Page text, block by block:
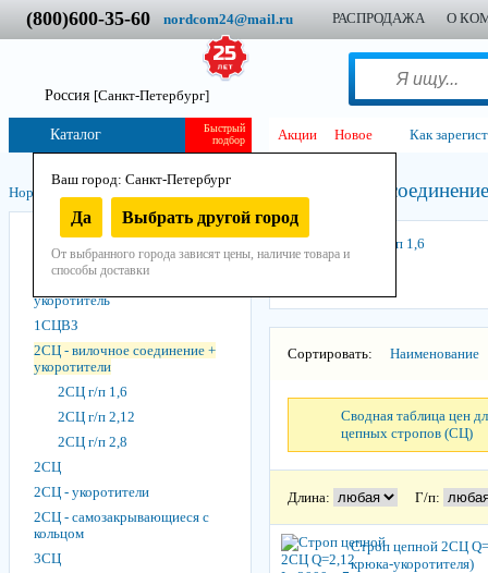
(800)600-35-60 nordcom24@mail.ru РАСПРОДАЖА О
Россия [Санкт-Петербург]
Ваш город: Санкт-Петербург
Да Выбрать другой город
От выбранного города зависят цены, наличие товара и
способы доставки
Быстрый
подбор
Каталог Акции Новое Как
Нордком Стропы Стропы цепные 2СЦ - вилочное
1СЦ
укоротитель
1СЦВЗ
2СЦ - вилочное соединение +
укоротители
2СЦ г/п 1,6
2СЦ г/п 2,12
2СЦ г/п 2,8
2СЦ
2СЦ - укоротители
2СЦ - самозакры­вающиеся с
кольцом
3СЦ
2СЦ г/п 1,6
Сортировать: Наименование
Сводная таблица цен
цепных стропов (СЦ)
Длина: Г/п:
Строп цепной 2СЦ
крюка-укоротителя)